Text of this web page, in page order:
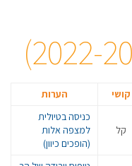
קושי הערות
קל
כניסה בטיולית
למצפה אלות
(הופכים כיוון)